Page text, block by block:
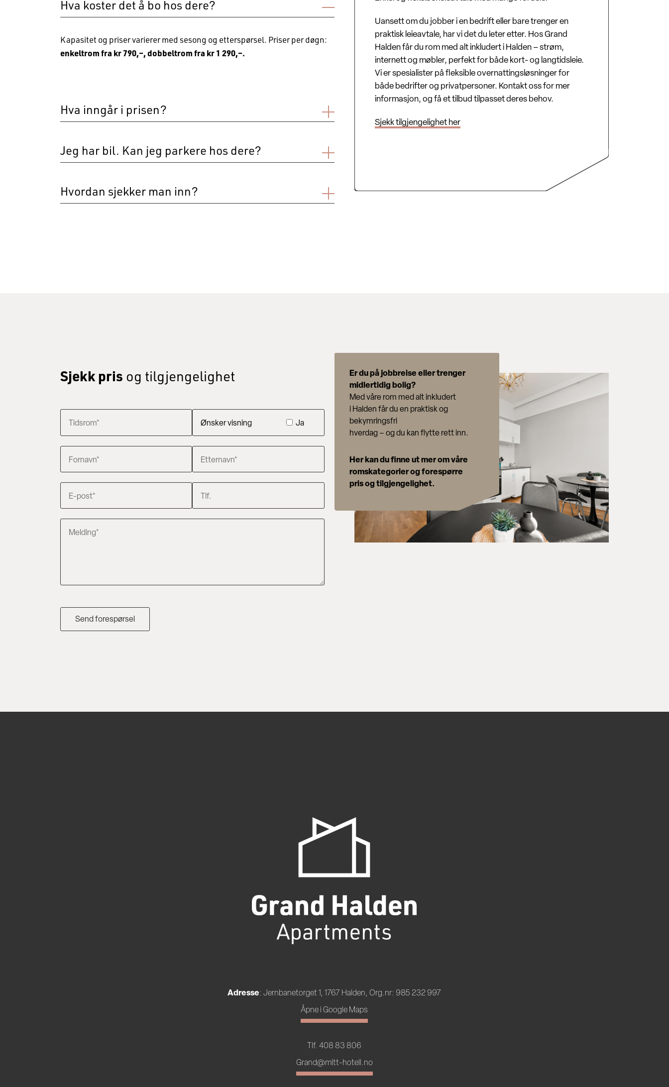
Hva koster det å bo hos dere?
Kapasitet og priser varierer med sesong og etterspørsel. Priser per døgn:
enkeltrom fra kr 790,–, dobbeltrom fra kr 1 290,–.
Hva inngår i prisen?
Jeg har bil. Kan jeg parkere hos dere?
gange unna, til en kostnad på 45,- per dag.
Hvordan sjekker man inn?
Uansett om du jobber i en bedrift eller bare trenger en
praktisk leieavtale, har vi det du leter etter. Hos Grand
Halden får du rom med alt inkludert i Halden – strøm,
internett og møbler, perfekt for både kort- og langtidsleie.
Vi er spesialister på fleksible overnattingsløsninger for
både bedrifter og privatpersoner. Kontakt oss for mer
informasjon, og få et tilbud tilpasset deres behov.
Sjekk tilgjengelighet her
Sjekk pris og tilgjengelighet
Ja
Ønsker visning
Er du på jobbreise eller trenger
midlertidig bolig?
Med våre rom med alt inkludert
i Halden får du en praktisk og
bekymringsfri
hverdag – og du kan flytte rett inn.
Her kan du finne ut mer om våre
romskategorier og forespørre
pris og tilgjengelighet.
Adresse: Jernbanetorget 1, 1767 Halden, Org.nr: 985 232 997
Åpne i Google Maps
Tlf. 408 83 806
Grand@mitt-hotell.no